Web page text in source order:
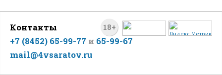
18+
Контакты
+7 (8452) 65-99-77 и 65-99-67
mail@4vsaratov.ru